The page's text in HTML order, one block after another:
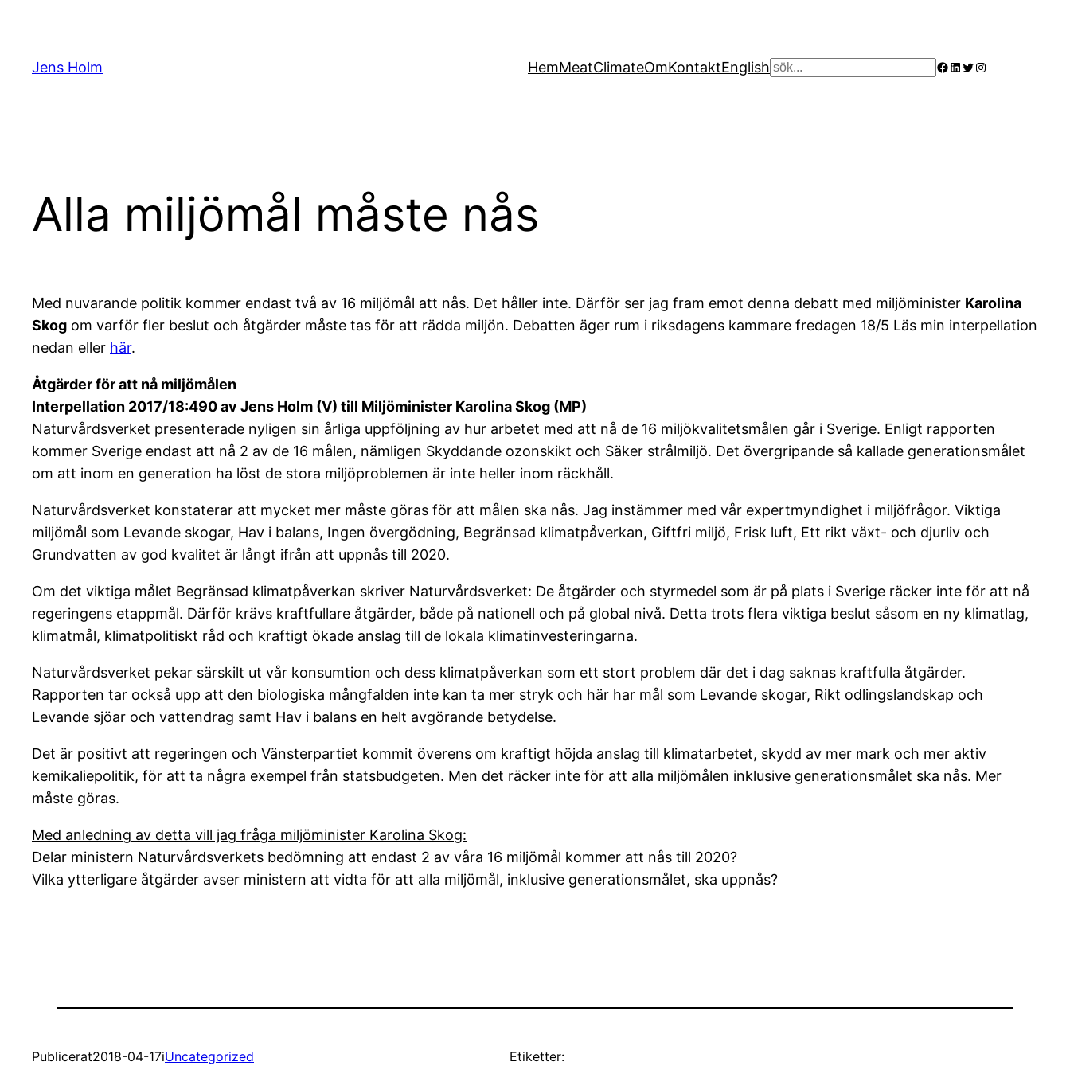
innehåll
Jens Holm HemMeatClimateOmKontaktEnglish Sök Facebook
LinkedIn
Twitter
Instagram
Alla miljömål måste nås
Med nuvarande politik kommer endast två av 16 miljömål att nås. Det håller inte. Därför ser jag fram emot denna debatt med miljöminister Karolina
Skog om varför fler beslut och åtgärder måste tas för att rädda miljön. Debatten äger rum i riksdagens kammare fredagen 18/5 Läs min interpellation
nedan eller här.
Åtgärder för att nå miljömålen
Interpellation 2017/18:490 av Jens Holm (V) till Miljöminister Karolina Skog (MP)
Naturvårdsverket presenterade nyligen sin årliga uppföljning av hur arbetet med att nå de 16 miljökvalitetsmålen går i Sverige. Enligt rapporten
kommer Sverige endast att nå 2 av de 16 målen, nämligen Skyddande ozonskikt och Säker strålmiljö. Det övergripande så kallade generationsmålet
om att inom en generation ha löst de stora miljöproblemen är inte heller inom räckhåll.
Naturvårdsverket konstaterar att mycket mer måste göras för att målen ska nås. Jag instämmer med vår expertmyndighet i miljöfrågor. Viktiga
miljömål som Levande skogar, Hav i balans, Ingen övergödning, Begränsad klimatpåverkan, Giftfri miljö, Frisk luft, Ett rikt växt- och djurliv och
Grundvatten av god kvalitet är långt ifrån att uppnås till 2020.
Om det viktiga målet Begränsad klimatpåverkan skriver Naturvårdsverket: De åtgärder och styrmedel som är på plats i Sverige räcker inte för att nå
regeringens etappmål. Därför krävs kraftfullare åtgärder, både på nationell och på global nivå. Detta trots flera viktiga beslut såsom en ny klimatlag,
klimatmål, klimatpolitiskt råd och kraftigt ökade anslag till de lokala klimatinvesteringarna.
Naturvårdsverket pekar särskilt ut vår konsumtion och dess klimatpåverkan som ett stort problem där det i dag saknas kraftfulla åtgärder.
Rapporten tar också upp att den biologiska mångfalden inte kan ta mer stryk och här har mål som Levande skogar, Rikt odlingslandskap och
Levande sjöar och vattendrag samt Hav i balans en helt avgörande betydelse.
Det är positivt att regeringen och Vänsterpartiet kommit överens om kraftigt höjda anslag till klimatarbetet, skydd av mer mark och mer aktiv
kemikaliepolitik, för att ta några exempel från statsbudgeten. Men det räcker inte för att alla miljömålen inklusive generationsmålet ska nås. Mer
måste göras.
Med anledning av detta vill jag fråga miljöminister Karolina Skog:
Delar ministern Naturvårdsverkets bedömning att endast 2 av våra 16 miljömål kommer att nås till 2020?
Vilka ytterligare åtgärder avser ministern att vidta för att alla miljömål, inklusive generationsmålet, ska uppnås?
Publicerat2018-04-17iUncategorized Etiketter: